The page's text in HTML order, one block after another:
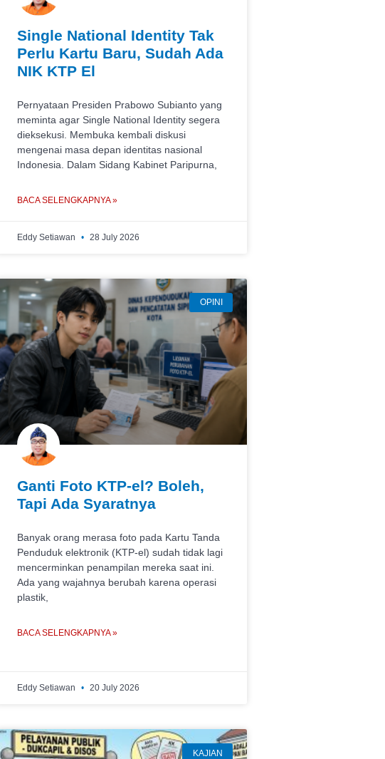
Single National Identity Tak
Perlu Kartu Baru, Sudah Ada
NIK KTP El
Pernyataan Presiden Prabowo Subianto yang
meminta agar Single National Identity segera
dieksekusi. Membuka kembali diskusi
mengenai masa depan identitas nasional
Indonesia. Dalam Sidang Kabinet Paripurna,
BACA SELENGKAPNYA »
Eddy Setiawan 28 July 2026
OPINI
Ganti Foto KTP-el? Boleh,
Tapi Ada Syaratnya
Banyak orang merasa foto pada Kartu Tanda
Penduduk elektronik (KTP-el) sudah tidak lagi
mencerminkan penampilan mereka saat ini.
Ada yang wajahnya berubah karena operasi
plastik,
BACA SELENGKAPNYA »
Eddy Setiawan 20 July 2026
KAJIAN